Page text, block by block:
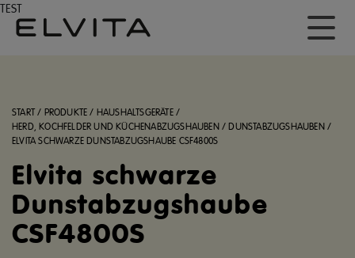
TEST
START / PRODUKTE / HAUSHALTSGERÄTE/
HERD, KOCHFELDER UND KÜCHENABZUGSHAUBEN/DUNSTABZUGSHAUBEN/
ELVITA SCHWARZE DUNSTABZUGSHAUBE CSF4800S
Elvita schwarze
Dunstabzugshaube
CSF4800S